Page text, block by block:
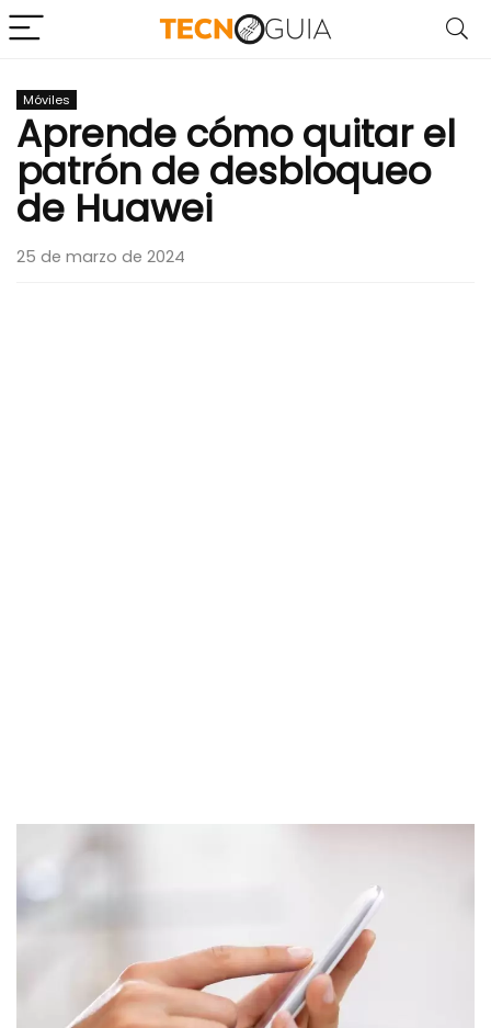
Móviles
Aprende cómo quitar el
patrón de desbloqueo
de Huawei
25 de marzo de 2024